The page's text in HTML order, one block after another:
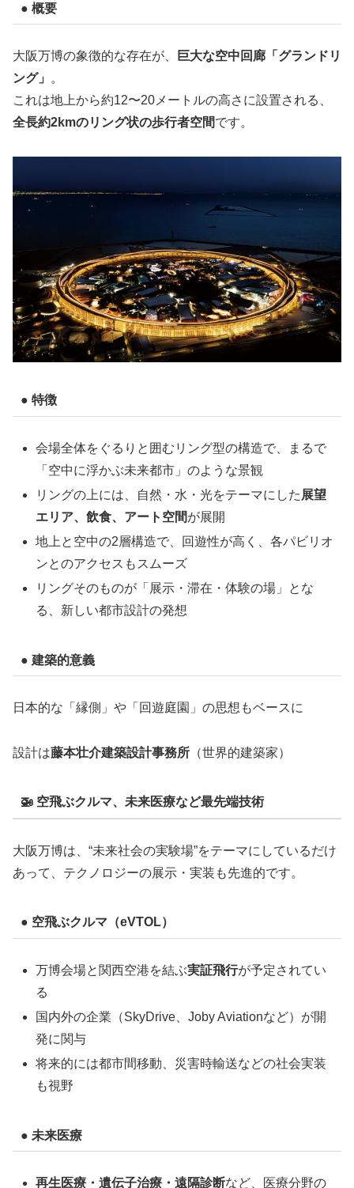
● 概要
大阪万博の象徴的な存在が、
巨大な空中回廊「グランドリ
ング」
。
これは地上から約12〜20メートルの高さに設置される、
全長約2kmのリング状の歩行者空間です。
● 特徴
会場全体をぐるりと囲むリング型の構造で、まるで
「空中に浮かぶ未来都市」のような景観
リングの上には、自然・水・光をテーマにした 展望
エリア、飲食、アート空間が展開
地上と空中の2層構造で、回遊性が高く、各パビリオ
ンとのアクセスもスムーズ
リングそのものが「展示・滞在・体験の場」とな
る、新しい都市設計の発想
● 建築的意義
日本的な「縁側」や「回遊庭園」の思想もベースに
設計は藤本壮介建築設計事務所 （世界的建築家）
🚁 空飛ぶクルマ、未来医療など最先端技術
大阪万博は、“未来社会の実験場”をテーマにしているだけ
あって、テクノロジーの展示・実装も先進的です。
● 空飛ぶクルマ（eVTOL）
万博会場と関西空港を結ぶ実証飛行が予定されてい
る
国内外の企業（SkyDrive、Joby Aviationなど）が開
発に関与
将来的には都市間移動、災害時輸送などの社会実装
も視野
● 未来医療
再生医療・遺伝子治療・遠隔診断など、医療分野の